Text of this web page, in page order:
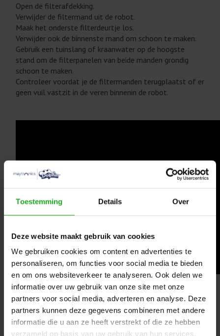
Toestemming Details Over
Deze website maakt gebruik van cookies
We gebruiken cookies om content en advertenties te
personaliseren, om functies voor social media te bieden
en om ons websiteverkeer te analyseren. Ook delen we
informatie over uw gebruik van onze site met onze
partners voor social media, adverteren en analyse. Deze
partners kunnen deze gegevens combineren met andere
informatie die u aan ze heeft verstrekt of die ze hebben
verzameld op basis van uw gebruik van hun services.
Open de filterafdekking.
Verwijder de filtermand uit de robot.
Maak het onderste filterdeurtje los.
Verwijder ook de binnenste mand om schoon te maken.
Gebruik een tuinslang of kraanwater op de hoogste
stand om de filterpanelen van beide manden grondig
schoon te maken.
Controleer voordat je de filtermanden terugplaatst of er
geen vuil vastzit in de veren binnenin de robot.
Open de bovenklep.
Verwijder de filterzakassemblage.
Rits de filterzak open.
Draai de filterzak om en schud het vuil eruit.
Gebruik de tuinslang om de filterzak schoon te spoelen